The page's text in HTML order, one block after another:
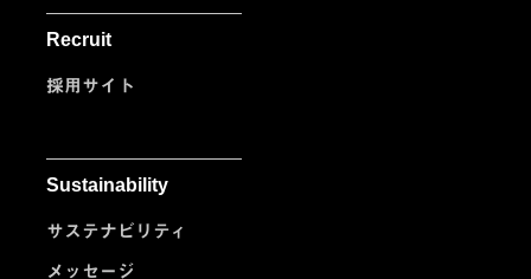
Recruit
採用サイト
Sustainability
サステナビリティ
メッセージ